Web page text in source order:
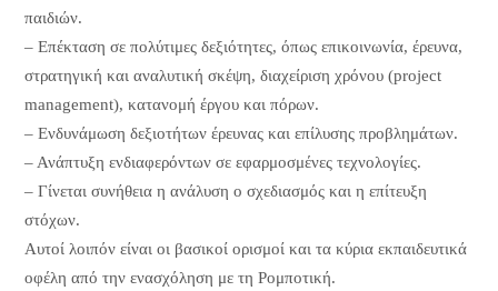
παιδιών.
– Επέκταση σε πολύτιμες δεξιότητες, όπως επικοινωνία, έρευνα,
στρατηγική και αναλυτική σκέψη, διαχείριση χρόνου (project
management), κατανομή έργου και πόρων.
– Ενδυνάμωση δεξιοτήτων έρευνας και επίλυσης προβλημάτων.
– Ανάπτυξη ενδιαφερόντων σε εφαρμοσμένες τεχνολογίες.
– Γίνεται συνήθεια η ανάλυση ο σχεδιασμός και η επίτευξη
στόχων.
Αυτοί λοιπόν είναι οι βασικοί ορισμοί και τα κύρια εκπαιδευτικά
οφέλη από την ενασχόληση με τη Ρομποτική.